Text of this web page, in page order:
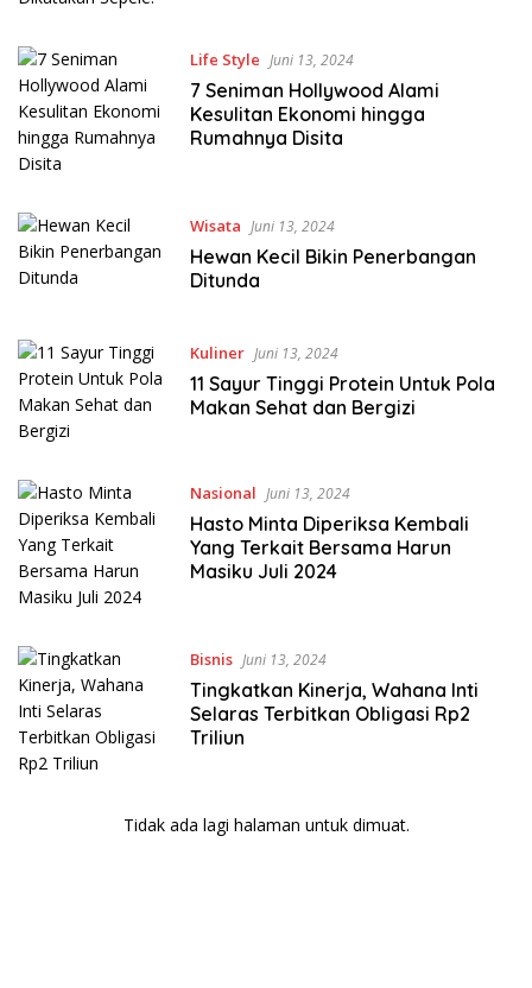
Life Style Juni 13, 2024
7 Seniman Hollywood Alami
Kesulitan Ekonomi hingga
Rumahnya Disita
Wisata Juni 13, 2024
Hewan Kecil Bikin Penerbangan
Ditunda
Kuliner Juni 13, 2024
11 Sayur Tinggi Protein Untuk Pola
Makan Sehat dan Bergizi
Nasional Juni 13, 2024
Hasto Minta Diperiksa Kembali
Yang Terkait Bersama Harun
Masiku Juli 2024
Bisnis Juni 13, 2024
Tingkatkan Kinerja, Wahana Inti
Selaras Terbitkan Obligasi Rp2
Triliun
Tidak ada lagi halaman untuk dimuat.